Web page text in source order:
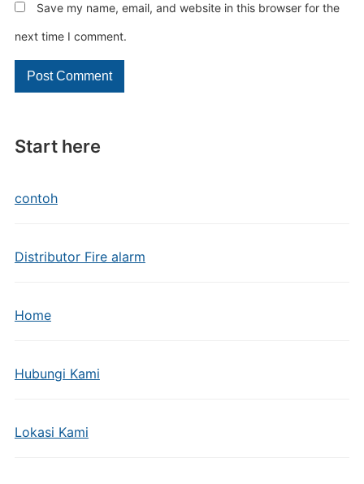
Start here
contoh
Distributor Fire alarm
Home
Hubungi Kami
Lokasi Kami
Save my name, email, and website in this browser for the
next time I comment.